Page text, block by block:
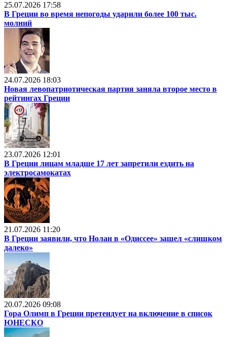
25.07.2026 17:58
В Греции во время непогоды ударили более 100 тыс.
молний
24.07.2026 18:03
Новая левопатриотическая партия заняла второе место в
рейтингах Греции
23.07.2026 12:01
В Греции лицам младше 17 лет запретили ездить на
электросамокатах
21.07.2026 11:20
В Греции заявили, что Нолан в «Одиссее» зашел «слишком
далеко»
20.07.2026 09:08
Гора Олимп в Греции претендует на включение в список
ЮНЕСКО